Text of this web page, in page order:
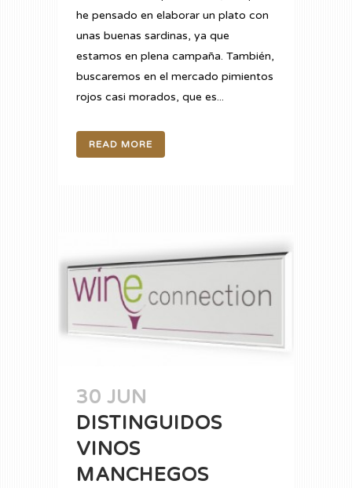
he pensado en elaborar un plato con
unas buenas sardinas, ya que
estamos en plena campaña. También,
buscaremos en el mercado pimientos
rojos casi morados, que es...
READ MORE
30 JUN
DISTINGUIDOS
VINOS
MANCHEGOS